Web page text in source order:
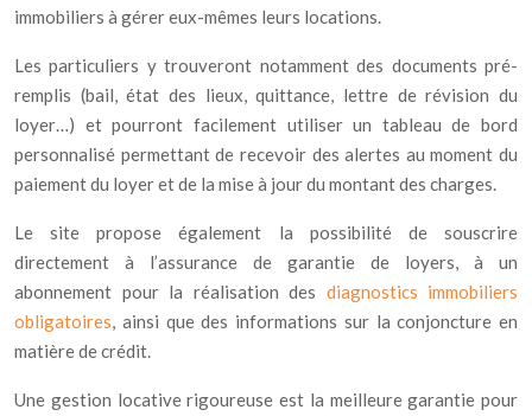
immobiliers à gérer eux-mêmes leurs locations.
Les particuliers y trouveront notamment des documents pré-
remplis (bail, état des lieux, quittance, lettre de révision du
loyer…) et pourront facilement utiliser un tableau de bord
personnalisé permettant de recevoir des alertes au moment du
paiement du loyer et de la mise à jour du montant des charges.
Le site propose également la possibilité de souscrire
directement à l’assurance de garantie de loyers, à un
abonnement pour la réalisation des diagnostics immobiliers
obligatoires, ainsi que des informations sur la conjoncture en
matière de crédit.
Une gestion locative rigoureuse est la meilleure garantie pour